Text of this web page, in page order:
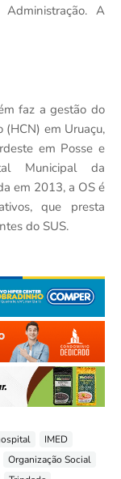
A
faz a gestão do
(HCN) em Uruaçu,
em Posse e
Municipal da
em 2013, a OS é
que presta
do SUS.
IMED
Organização Social